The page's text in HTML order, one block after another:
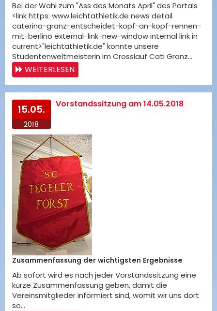
Bei der Wahl zum "Ass des Monats April" des Portals
<link https: www.leichtathletik.de news detail
caterina-granz-entscheidet-kopf-an-kopf-rennen-
mit-berlino external-link-new-window internal link in
current>"leichtathletik.de" konnte unsere
Studentenweltmeisterin im Crosslauf Cati Granz…
WEITERLESEN
15.05.
2018
Vorstandssitzung am 14.05.2018
Zusammenfassung der wichtigsten Ergebnisse
Ab sofort wird es nach jeder Vorstandssitzung eine
kurze Zusammenfassung geben, damit die
Vereinsmitglieder informiert sind, womit wir uns dort
so…